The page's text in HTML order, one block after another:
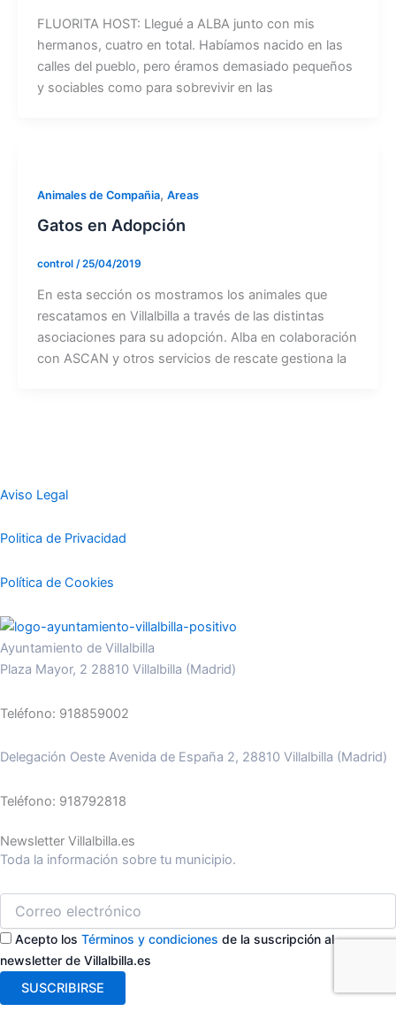
FLUORITA HOST: Llegué a ALBA junto con mis
hermanos, cuatro en total. Habíamos nacido en las
calles del pueblo, pero éramos demasiado pequeños
y sociables como para sobrevivir en las
Animales de Compañia, Areas
Gatos en Adopción
control /25/04/2019
En esta sección os mostramos los animales que
rescatamos en Villalbilla a través de las distintas
asociaciones para su adopción. Alba en colaboración
con ASCAN y otros servicios de rescate gestiona la
Aviso Legal
Politica de Privacidad
Política de Cookies
Ayuntamiento de Villalbilla
Plaza Mayor, 2 28810 Villalbilla (Madrid)
Teléfono: 918859002
Delegación Oeste Avenida de España 2, 28810 Villalbilla (Madrid)
Teléfono: 918792818
Newsletter Villalbilla.es
Toda la información sobre tu municipio.
Acepto los Términos y condiciones de la suscripción al
newsletter de Villalbilla.es
SUSCRIBIRSE